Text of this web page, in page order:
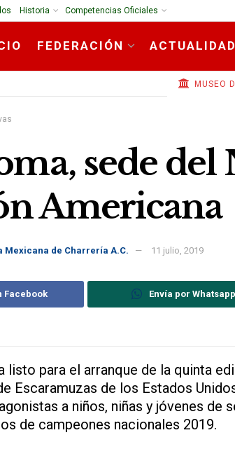
Historia Competencias Oficiales
FEDERACIÓN ACTUALIDAD
MUSEO
sede
Americana
Mexicana de Charrería A.C. 11 julio, 2019
Facebook Envía por Whatsapp
listo para el arranque de la quinta
Escaramuzas de los Estados
a niños, niñas y jóvenes de
de campeones nacionales 2019.